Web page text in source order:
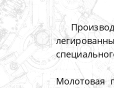
Молотовая